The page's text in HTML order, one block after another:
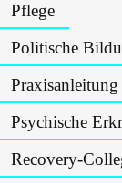
Pflege
Politische
Psychische
Recovery-